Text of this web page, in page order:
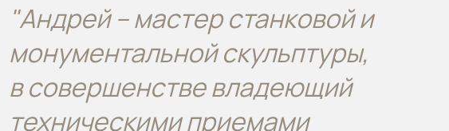
"Андрей – мастер станковой и
монументальной скульптуры,
в совершенстве владеющий
техническими приемами